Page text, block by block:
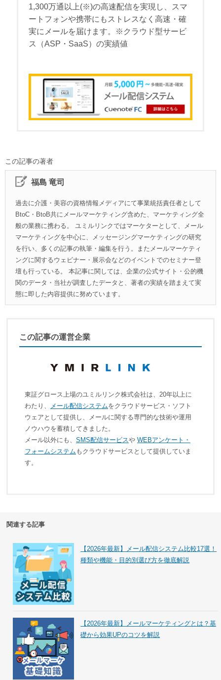
1,300万通以上(※)の高速配信を実現し、スマ
ートフォンや携帯にもストレスなく高速・確
実にメールを届けます。※クラウド型サービ
ス（ASP・SaaS）の実績値
この記事の著者
福島 竜司
過去に介護・美容の資格情報メディアにて事業統括責任者として
BtoC・BtoB共にメールマーケティング含めた、マーケティング全
般の業務に携わる。 ユミルリンクではマーケターとして、メール
マーケティングを中心に、メッセージングマーケティングの研究
を行い、多くの記事の執筆・編集を行う。またメールマーケティ
ングに関するウェビナー・展示会などのイベントでのセミナー登
壇も行っている。 本記事に関しては、企業の公式サイト・公的機
関のデータ・当社が調査したデータと、著者の実績を踏まえて実
態に即した内容提供に努めています。
この記事の運営企業
東証グロース上場のユミルリンク株式会社は、20年以上に
わたり、
メール配信システムをクラウドサービス・ソフト
ウェアとして提供し、メールに関する専門的な技術や運用
ノウハウを蓄積してきました。
メール以外にも、 SMS配信サービスや WEBアンケート・
フォームシステム もクラウドサービスとして提供していま
す。
関連する記事
【2026年最新】メール配信システム比較17選！
種類や機能・目的別選び方を徹底解説
【2026年最新】メールマーケティングとは？基
礎から効果UPのコツを解説